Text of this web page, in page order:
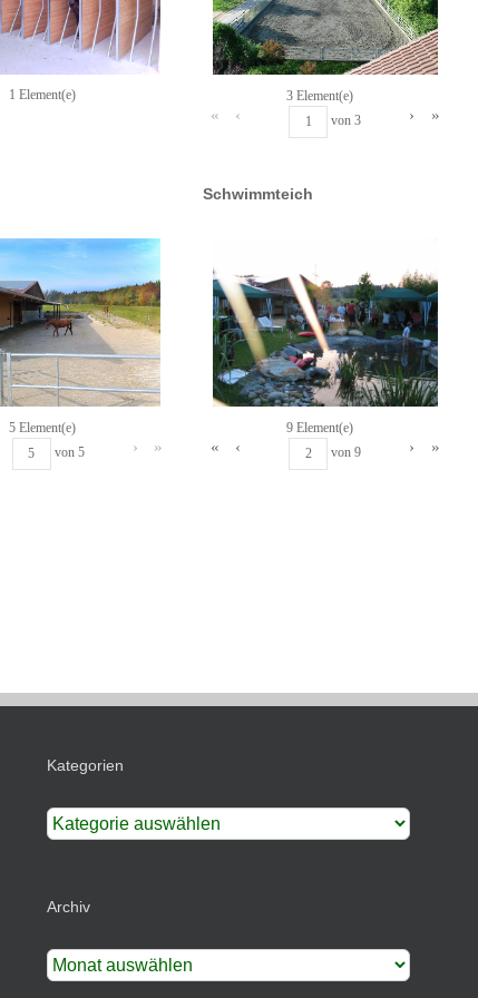
1 Element(e) 3 Element(e)
« ‹ von3 › »
5 Element(e)
von 5 › »
Schwimmteich
9 Element(e)
« ‹ von9 › »
Kategorien
Kategorien
Archiv
Archiv